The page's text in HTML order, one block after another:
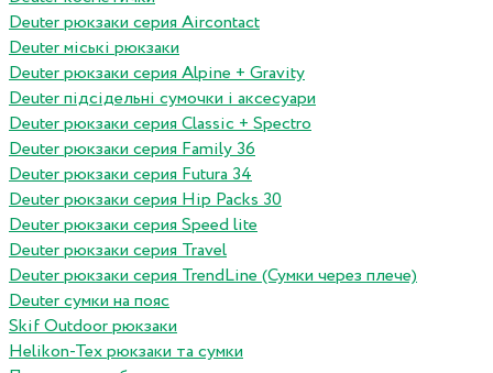
Deuter рюкзаки серия Aircontact
Deuter міські рюкзаки
Deuter рюкзаки серия Alpine + Gravity
Deuter підсідельні сумочки і аксесуари
Deuter рюкзаки серия Classic + Spectro
Deuter рюкзаки серия Family 36
Deuter рюкзаки серия Futura 34
Deuter рюкзаки серия Hip Packs 30
Deuter рюкзаки серия Speed lite
Deuter рюкзаки серия Travel
Deuter рюкзаки серия TrendLine (Сумки через плече)
Deuter сумки на пояс
Skif Outdoor рюкзаки
Helikon-Tex рюкзаки та сумки